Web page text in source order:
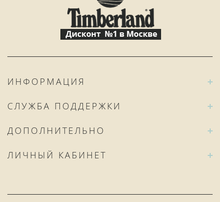
ИНФОРМАЦИЯ
СЛУЖБА ПОДДЕРЖКИ
ДОПОЛНИТЕЛЬНО
ЛИЧНЫЙ КАБИНЕТ